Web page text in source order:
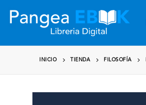
INICIO TIENDA FILOSOFÍA